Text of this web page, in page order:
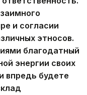
и согласии
этносов.
благодатный
энергии своих
впредь будете